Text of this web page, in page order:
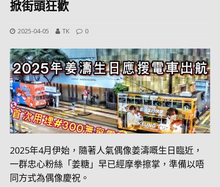
掀街頭狂歡
2025-04-05 TK 0
2025年4月伊始，隨著人氣偶像姜濤嘅生日臨近，
一群忠心粉絲「姜糖」早已經摩拳擦掌，準備以唔
同方式為偶像慶祝。